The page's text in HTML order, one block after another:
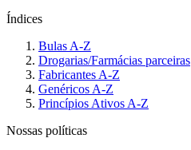
Índices
Bulas A-Z
Drogarias/Farmácias parceiras
Fabricantes A-Z
Genéricos A-Z
Princípios Ativos A-Z
Nossas políticas